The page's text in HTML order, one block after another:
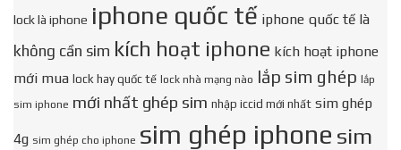
lock là iphone iphone quốc tế iphone quốc tế là
không cần sim kích hoạt iphone kích hoạt iphone
mới mua lock hay quốc tế lock nhà mạng nào lắp sim ghép lắp
sim iphone mới nhất ghép sim nhập iccid mới nhất sim ghép
4g sim ghép cho iphone sim ghép iphone sim